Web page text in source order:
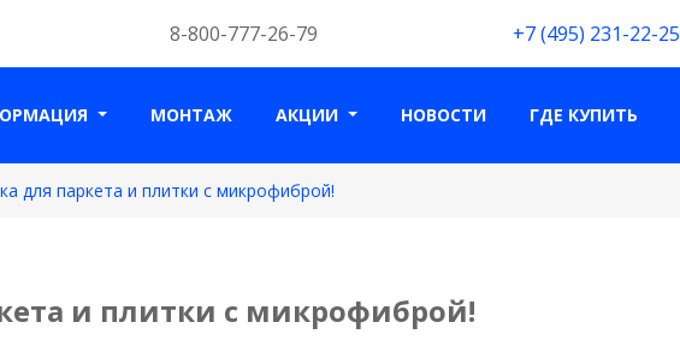
8-800-777-26-79 +7 (495) 231-22-25
МОНТАЖ АКЦИИ НОВОСТИ ГДЕ КУПИТЬ
для паркета и плитки с микрофиброй!
и плитки с микрофиброй!